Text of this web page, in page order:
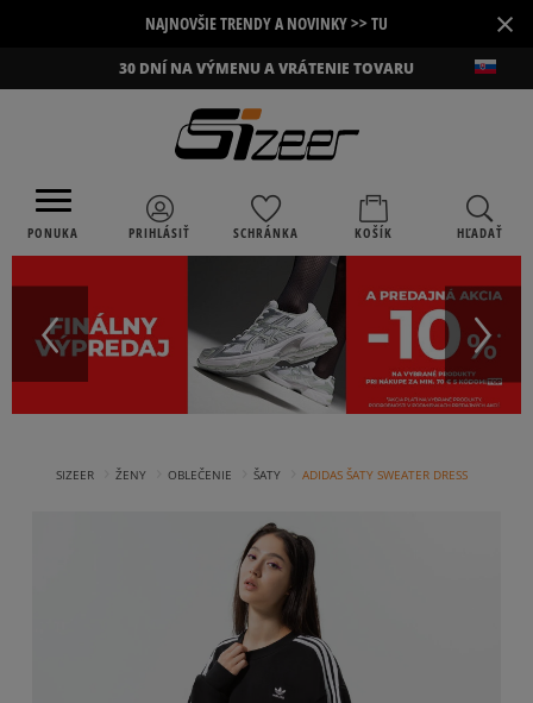
NAJNOVŠIE TRENDY A NOVINKY >> TU ×
30 DNÍ NA VÝMENU A VRÁTENIE TOVARU
PONUKA PRIHLÁSIŤ SCHRÁNKA KOŠÍK HĽADAŤ
SIZEER ŽENY OBLEČENIE ŠATY ADIDAS ŠATY SWEATER DRESS